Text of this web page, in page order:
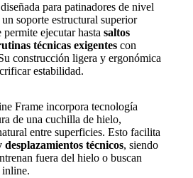
para patinadores de nivel
soporte estructural superior
ejecutar hasta saltos
técnicas exigentes con
construcción ligera y ergonómica
estabilidad.
Frame incorpora tecnología
de una cuchilla de hielo,
entre superficies. Esto facilita
desplazamientos técnicos, siendo
fuera del hielo o buscan
inline.